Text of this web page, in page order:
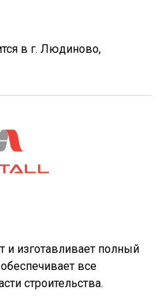
в г. Людиново,
и изготавливает полный
все
строительства.